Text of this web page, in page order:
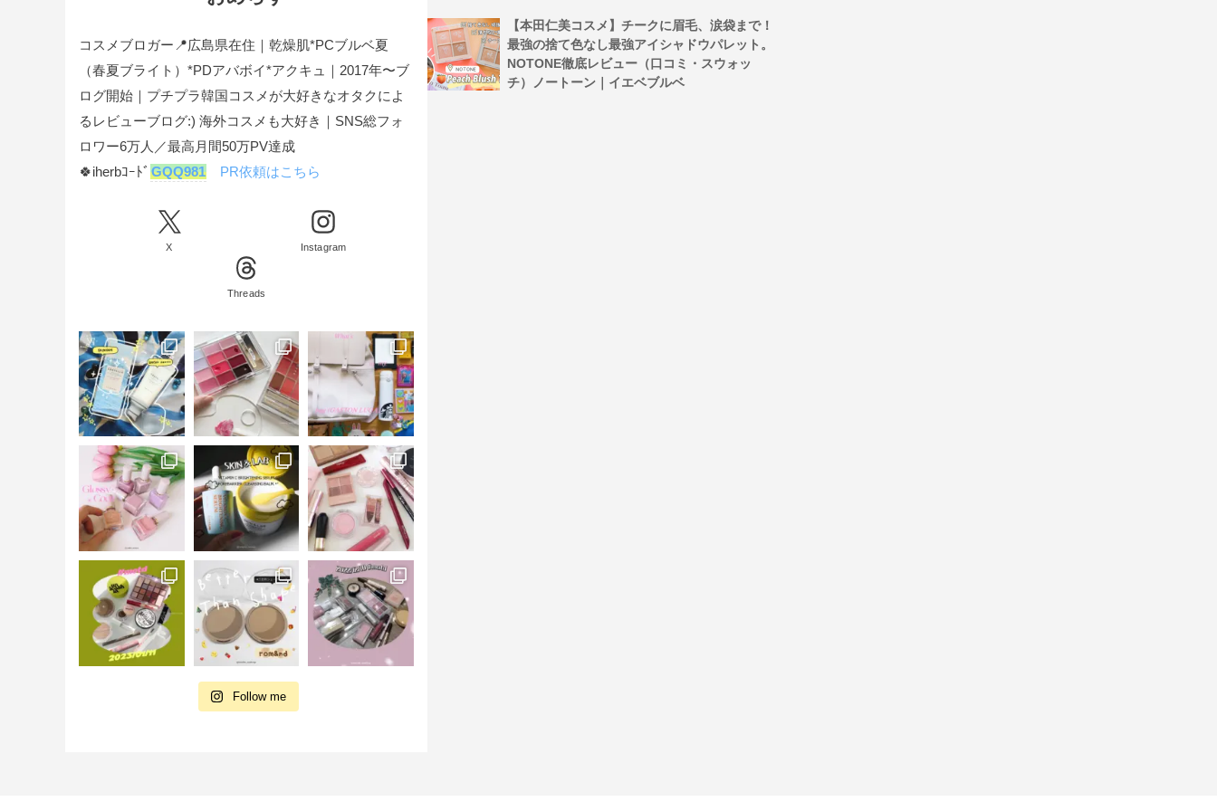
コスメブロガー📍広島県在住｜乾燥肌*PCブルベ夏
（春夏ブライト）*PDアバボイ*アクキュ｜2017年〜ブ
ログ開始｜プチプラ韓国コスメが大好きなオタクによ
るレビューブログ:) 海外コスメも大好き｜SNS総フォ
ロワー6万人／最高月間50万PV達成
🍀iherbｺｰﾄﾞ GQQ981 PR依頼はこちら
X Instagram
Threads
Follow me
【本田仁美コスメ】チークに眉毛、涙袋まで！
最強の捨て色なし最強アイシャドウパレット。
NOTONE徹底レビュー（口コミ・スウォッ
チ）ノートーン｜イエベブルベ